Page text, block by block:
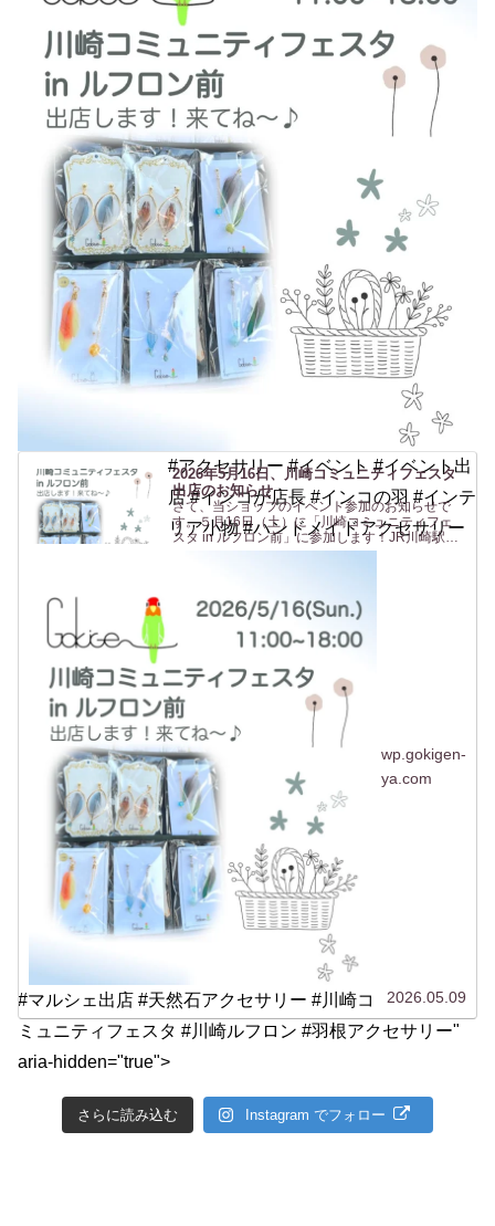
2026年5月16日、川崎コミュニティフェスタ
出店のお知らせ
さて、当ショップのイベント参加のお知らせで
す。５月16日（土）に「川崎コミュニティフェ
スタ in ルフロン前」に参加します！JR川崎駅東
口 からすぐの駅前広場(ルフロン前広場)での開催
wp.gokigen-
ya.com
2026.05.09
#アクセサリー #イベント #イベント出
店 #インコが店長 #インコの羽 #インテ
リア小物 #ハンドメイドアクセサリー
#マルシェ出店 #天然石アクセサリー #川崎コ
ミュニティフェスタ #川崎ルフロン #羽根アクセサリー"
aria-hidden="true">
さらに読み込む Instagram でフォロー